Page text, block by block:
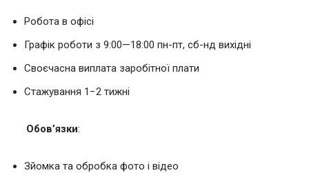
Робота в офісі
Графік роботи з 9:00—18:00 пн-пт, сб-нд вихідні
Своєчасна виплата заробітної плати
Стажування 1−2 тижні
Обов’язки:
Зйомка та обробка фото і відео